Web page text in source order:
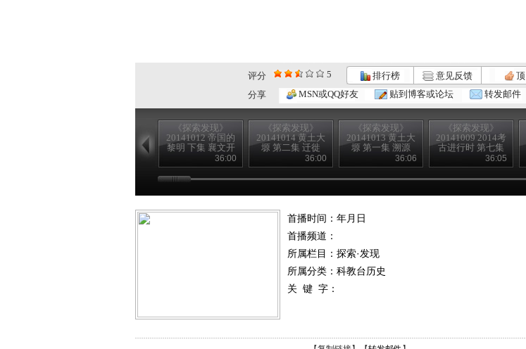
评分 5 排行榜 意见反馈 顶
分享
MSN或QQ好友 贴到博客或论坛 转发邮件
《探索发现》
20141012 帝国的
黎明 下集 襄文开
36:00
《探索发现》
20141014 黄土大
塬 第二集 迁徙
36:00
《探索发现》
20141013 黄土大
塬 第一集 溯源
36:06
《探索发现》
20141009 2014考
古进行时 第七集
古关觅踪36:05
首播时间：年月日
首播频道：
所属栏目： 探索·发现
所属分类：科教台历史
关 键 字：